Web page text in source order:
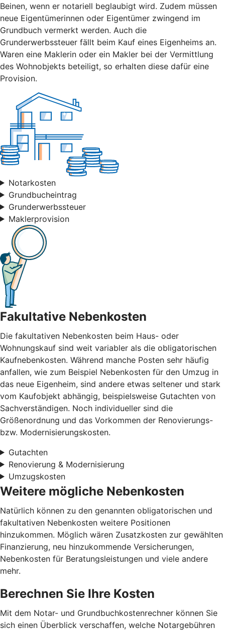
Beinen, wenn er notariell beglaubigt wird. Zudem müssen
neue Eigentümerinnen oder Eigentümer zwingend im
Grundbuch vermerkt werden. Auch die
Grunderwerbssteuer fällt beim Kauf eines Eigenheims an.
Waren eine Maklerin oder ein Makler bei der Vermittlung
des Wohnobjekts beteiligt, so erhalten diese dafür eine
Provision.
Notarkosten
Grundbucheintrag
Grunderwerbssteuer
Maklerprovision
Fakultative Nebenkosten
Die fakultativen Nebenkosten beim Haus- oder
Wohnungskauf sind weit variabler als die obligatorischen
Kaufnebenkosten. Während manche Posten sehr häufig
anfallen, wie zum Beispiel Nebenkosten für den Umzug in
das neue Eigenheim, sind andere etwas seltener und stark
vom Kaufobjekt abhängig, beispielsweise Gutachten von
Sachverständigen. Noch individueller sind die
Größenordnung und das Vorkommen der Renovierungs-
bzw. Modernisierungskosten.
Gutachten
Renovierung & Modernisierung
Umzugskosten
Weitere mögliche Nebenkosten
Natürlich können zu den genannten obligatorischen und
fakultativen Nebenkosten weitere Positionen
hinzukommen. Möglich wären Zusatzkosten zur gewählten
Finanzierung, neu hinzukommende Versicherungen,
Nebenkosten für Beratungsleistungen und viele andere
mehr.
Berechnen Sie Ihre Kosten
Mit dem Notar- und Grundbuchkostenrechner können Sie
sich einen Überblick verschaffen, welche Notargebühren